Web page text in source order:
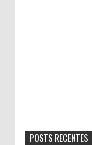
POSTS RECENTES